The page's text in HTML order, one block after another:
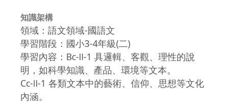
知識架構
領域：語文領域-國語文
學習階段：國小3-4年級(二)
學習內容：Bc-Ⅱ-1 具邏輯、客觀、理性的說
明，如科學知識、產品、環境等文本。
Cc-Ⅱ-1 各類文本中的藝術、信仰、思想等文化
內涵。